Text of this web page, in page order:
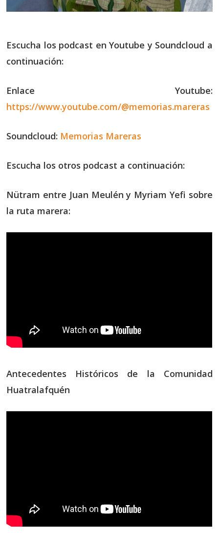
Escucha los podcast en Youtube y Soundcloud a
continuación:
Enlace Youtube:
https://www.youtube.com/@memorias.mareras
Soundcloud: Memorias Mareras
Escucha los otros podcast a continuación:
Nütram entre Juan Meulén y Myriam Yefi sobre
la ruta marera:
Antecedentes Históricos de la Comunidad
Huatralafquén